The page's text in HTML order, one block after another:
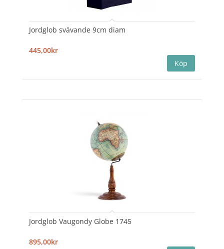
Jordglob svävande 9cm diam
445,00kr
Jordglob Vaugondy Globe 1745
895,00kr